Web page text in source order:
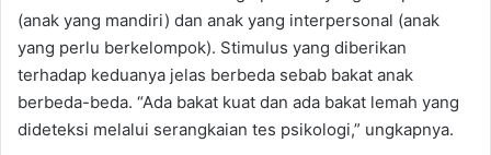
(anak yang mandiri) dan anak yang interpersonal (anak
yang perlu berkelompok). Stimulus yang diberikan
terhadap keduanya jelas berbeda sebab bakat anak
berbeda-beda. “Ada bakat kuat dan ada bakat lemah yang
dideteksi melalui serangkaian tes psikologi,” ungkapnya.